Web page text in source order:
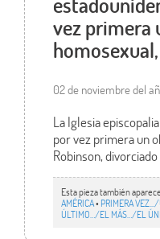
vez primera
02 de noviembre del
La Iglesia
por vez primera un
Robinson,
Esta pieza también aparece
AMÉRICA• PRIMERA
ÚLTIMO…/EL MÁS…/EL